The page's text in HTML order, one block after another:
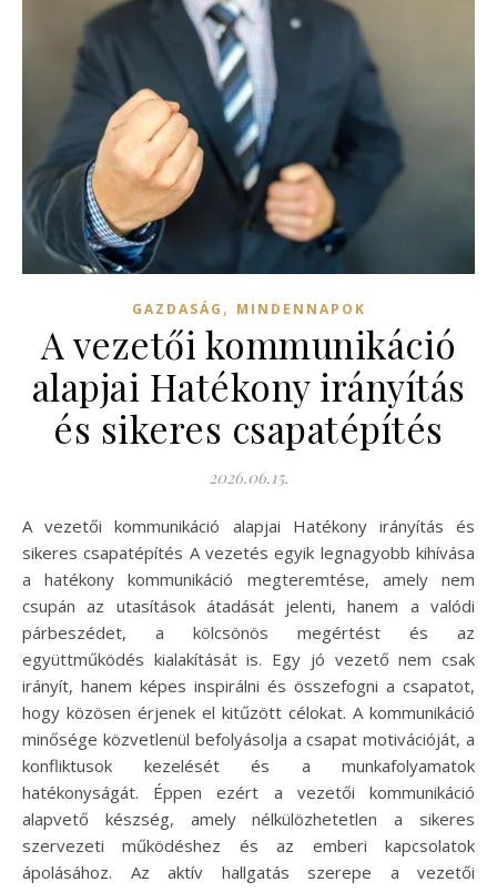
GAZDASÁG , MINDENNAPOK
A vezetői kommunikáció
alapjai Hatékony irányítás
és sikeres csapatépítés
2026.06.15.
A vezetői kommunikáció alapjai Hatékony irányítás és
sikeres csapatépítés A vezetés egyik legnagyobb kihívása
a hatékony kommunikáció megteremtése, amely nem
csupán az utasítások átadását jelenti, hanem a valódi
párbeszédet, a kölcsönös megértést és az
együttműködés kialakítását is. Egy jó vezető nem csak
irányít, hanem képes inspirálni és összefogni a csapatot,
hogy közösen érjenek el kitűzött célokat. A kommunikáció
minősége közvetlenül befolyásolja a csapat motivációját, a
konfliktusok kezelését és a munkafolyamatok
hatékonyságát. Éppen ezért a vezetői kommunikáció
alapvető készség, amely nélkülözhetetlen a sikeres
szervezeti működéshez és az emberi kapcsolatok
ápolásához. Az aktív hallgatás szerepe a vezetői